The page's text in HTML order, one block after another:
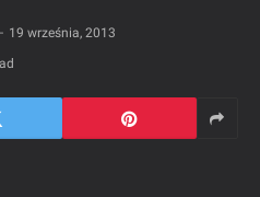
19 września, 2013